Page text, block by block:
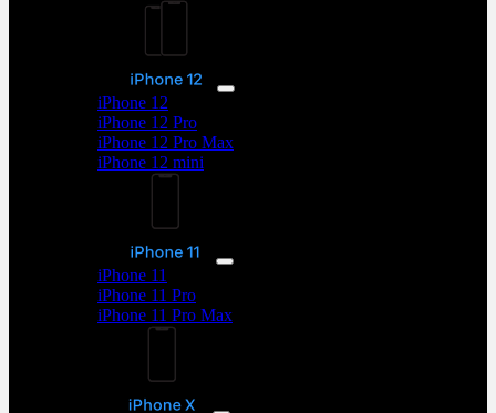
iPhone 12
iPhone 12 Pro
iPhone 12 Pro Max
iPhone 12 mini
iPhone 11
iPhone 11 Pro
iPhone 11 Pro Max